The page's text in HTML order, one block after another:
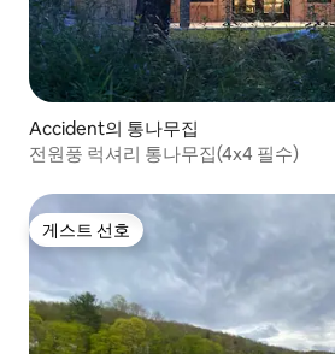
Accident의 통나무집
전원풍 럭셔리 통나무집(4x4 필수)
게스트 선호
게스트 선호